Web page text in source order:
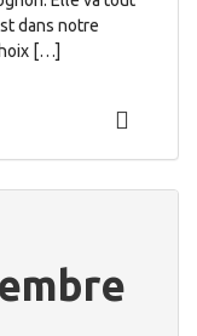
dans notre
[…]